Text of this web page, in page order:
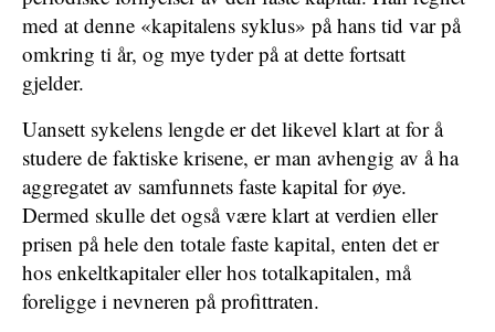
med at denne «kapitalens syklus» på hans tid var på
omkring ti år, og mye tyder på at dette fortsatt
gjelder.
Uansett sykelens lengde er det likevel klart at for å
studere de faktiske krisene, er man avhengig av å ha
aggregatet av samfunnets faste kapital for øye.
Dermed skulle det også være klart at verdien eller
prisen på hele den totale faste kapital, enten det er
hos enkeltkapitaler eller hos totalkapitalen, må
foreligge i nevneren på profittraten.